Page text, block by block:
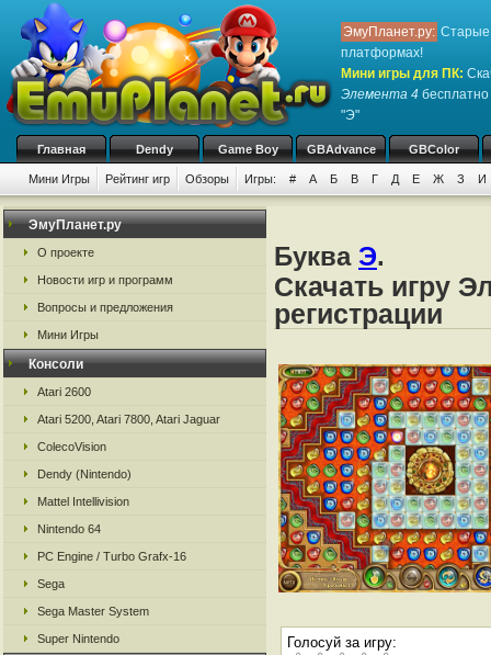
ЭмуПланет.ру: Старые
платформах!
Мини игры для ПК:
Элемента 4 бесплатно
"Э"
Главная Dendy Game Boy GBAdvance GBColor
Мини Игры Рейтинг игр Обзоры Игры: # А Б В Г Д Е Ж З И
ЭмуПланет.ру
О проекте
Новости игр и программ
Вопросы и предложения
Мини Игры
Консоли
Atari 2600
Atari 5200, Atari 7800, Atari Jaguar
ColecoVision
Dendy (Nintendo)
Mattel Intellivision
Nintendo 64
PC Engine / Turbo Grafx-16
Sega
Sega Master System
Super Nintendo
Буква Э.
Скачать игру
регистрации
Голосуй за игру: